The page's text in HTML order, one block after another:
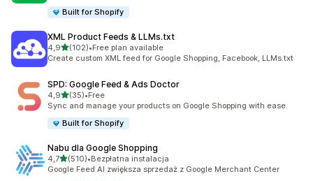
Built for Shopify
XML Product Feeds & LLMs.txt
4,9na 5 gwiazdek
(102)
Łączna liczba recenzji: 102
•Free plan available
Create custom XML feed for Google Shopping, Facebook, LLMs.txt
SPD: Google Feed & Ads Doctor
4,9na 5 gwiazdek
(35)
Łączna liczba recenzji: 35
•Free
Sync and manage your products on Google Shopping with ease.
Built for Shopify
Nabu dla Google Shopping
4,7na 5 gwiazdek
(510)
Łączna liczba recenzji: 510
•Bezpłatna instalacja
Google Feed AI zwiększa sprzedaż z Google Merchant Center